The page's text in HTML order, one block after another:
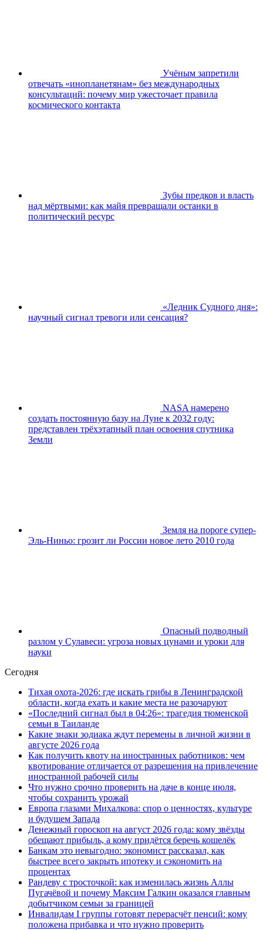
Учёным запретили
отвечать «инопланетянам» без международных
консультаций: почему мир ужесточает правила
космического контакта
Зубы предков и власть
над мёртвыми: как майя превращали останки в
политический ресурс
«Ледник Судного дня»:
научный сигнал тревоги или сенсация?
NASA намерено
создать постоянную базу на Луне к 2032 году:
представлен трёхэтапный план освоения спутника
Земли
Земля на пороге супер-
Эль-Ниньо: грозит ли России новое лето 2010 года
Опасный подводный
разлом у Сулавеси: угроза новых цунами и уроки для
науки
Сегодня
Тихая охота-2026: где искать грибы в Ленинградской
области, когда ехать и какие места не разочаруют
«Последний сигнал был в 04:26»: трагедия тюменской
семьи в Таиланде
Какие знаки зодиака ждут перемены в личной жизни в
августе 2026 года
Как получить квоту на иностранных работников: чем
квотирование отличается от разрешения на привлечение
иностранной рабочей силы
Что нужно срочно проверить на даче в конце июля,
чтобы сохранить урожай
Европа глазами Михалкова: спор о ценностях, культуре
и будущем Запада
Денежный гороскоп на август 2026 года: кому звёзды
обещают прибыль, а кому придётся беречь кошелёк
Банкам это невыгодно: экономист рассказал, как
быстрее всего закрыть ипотеку и сэкономить на
процентах
Рандеву с тросточкой: как изменилась жизнь Аллы
Пугачёвой и почему Максим Галкин оказался главным
добытчиком семьи за границей
Инвалидам I группы готовят перерасчёт пенсий: кому
положена прибавка и что нужно проверить